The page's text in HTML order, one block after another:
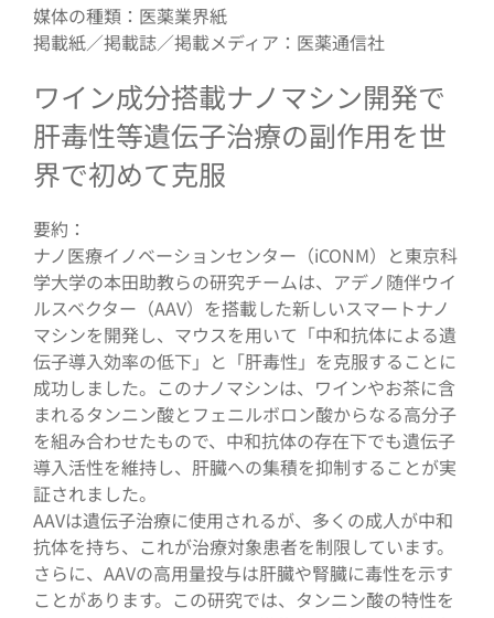
媒体の種類：医薬業界紙
掲載紙／掲載誌／掲載メディア：医薬通信社
ワイン成分搭載ナノマシン開発で
肝毒性等遺伝子治療の副作用を世
界で初めて克服
要約：
ナノ医療イノベーションセンター（iCONM）と東京科
学大学の本田助教らの研究チームは、アデノ随伴ウイ
ルスベクター（AAV）を搭載した新しいスマートナノ
マシンを開発し、マウスを用いて「中和抗体による遺
伝子導入効率の低下」と「肝毒性」を克服することに
成功しました。このナノマシンは、ワインやお茶に含
まれるタンニン酸とフェニルボロン酸からなる高分子
を組み合わせたもので、中和抗体の存在下でも遺伝子
導入活性を維持し、肝臓への集積を抑制することが実
証されました。
AAVは遺伝子治療に使用されるが、多くの成人が中和
抗体を持ち、これが治療対象患者を制限しています。
さらに、AAVの高用量投与は肝臓や腎臓に毒性を示す
ことがあります。この研究では、タンニン酸の特性を